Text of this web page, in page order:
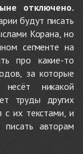
отключено.
будут писать
Корана, но
сегменте на
про какие-то
за которые
никакой
труды других
их текстами, и
авторам